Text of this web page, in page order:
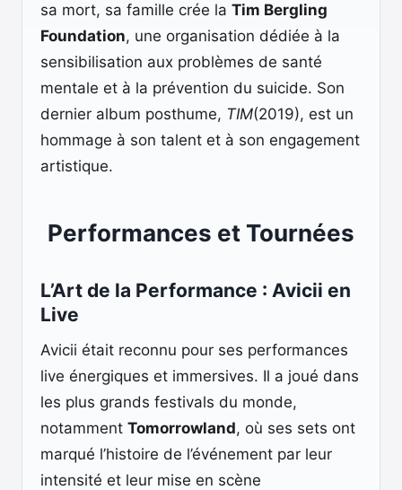
sa mort, sa famille crée la Tim Bergling
Foundation, une organisation dédiée à la
sensibilisation aux problèmes de santé
mentale et à la prévention du suicide. Son
dernier album posthume, TIM(2019), est un
hommage à son talent et à son engagement
artistique.
Performances et Tournées
L’Art de la Performance : Avicii en
Live
Avicii était reconnu pour ses performances
live énergiques et immersives. Il a joué dans
les plus grands festivals du monde,
notamment Tomorrowland, où ses sets ont
marqué l’histoire de l’événement par leur
intensité et leur mise en scène